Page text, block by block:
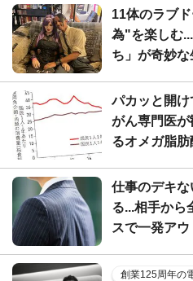
11体のラブ
為"を楽しむ
ち」が奇妙
パカッと開
がん専門医
るオメガ脂肪
仕事のデキ
る...相手から
スで一発ア
創業125周年の